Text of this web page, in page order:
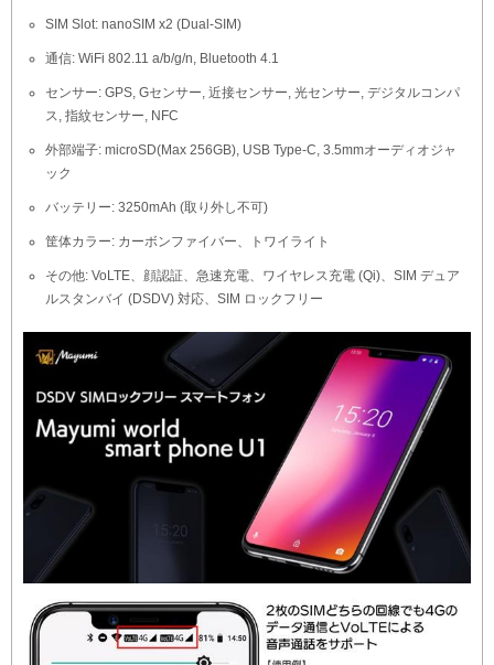
SIM Slot: nanoSIM x2 (Dual-SIM)
通信: WiFi 802.11 a/b/g/n, Bluetooth 4.1
センサー: GPS, Gセンサー, 近接センサー, 光センサー, デジタルコンパ
ス, 指紋センサー, NFC
外部端子: microSD(Max 256GB), USB Type-C, 3.5mmオーディオジャ
ック
バッテリー: 3250mAh (取り外し不可)
筐体カラー: カーボンファイバー、トワイライト
その他: VoLTE、顔認証、急速充電、ワイヤレス充電 (Qi)、SIM デュア
ルスタンバイ (DSDV) 対応、SIM ロックフリー